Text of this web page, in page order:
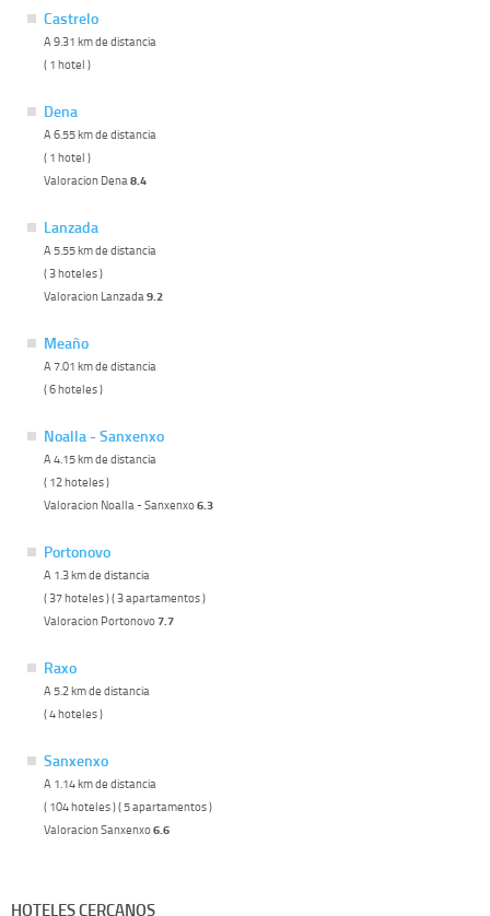
Castrelo
A 9.31 km de distancia
( 1 hotel )
Dena
A 6.55 km de distancia
( 1 hotel )
Valoracion Dena 8.4
Lanzada
A 5.55 km de distancia
( 3 hoteles )
Valoracion Lanzada 9.2
Meaño
A 7.01 km de distancia
( 6 hoteles )
Noalla - Sanxenxo
A 4.15 km de distancia
( 12 hoteles )
Valoracion Noalla - Sanxenxo6.3
Portonovo
A 1.3 km de distancia
( 37 hoteles ) ( 3 apartamentos )
Valoracion Portonovo7.7
Raxo
A 5.2 km de distancia
( 4 hoteles )
Sanxenxo
A 1.14 km de distancia
( 104 hoteles ) ( 5 apartamentos )
Valoracion Sanxenxo6.6
HOTELES CERCANOS